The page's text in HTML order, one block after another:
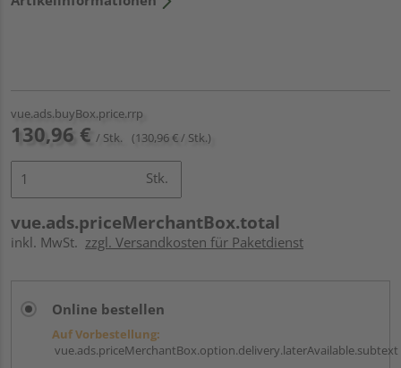
vue.ads.buyBox.price.rrp
130,96 € / Stk. (130,96 € / Stk.)
Stk.
vue.ads.priceMerchantBox.total
inkl. MwSt. zzgl. Versandkosten für Paketdienst
Online bestellen
Auf Vorbestellung:
vue.ads.priceMerchantBox.option.delivery.laterAvailable.subtext